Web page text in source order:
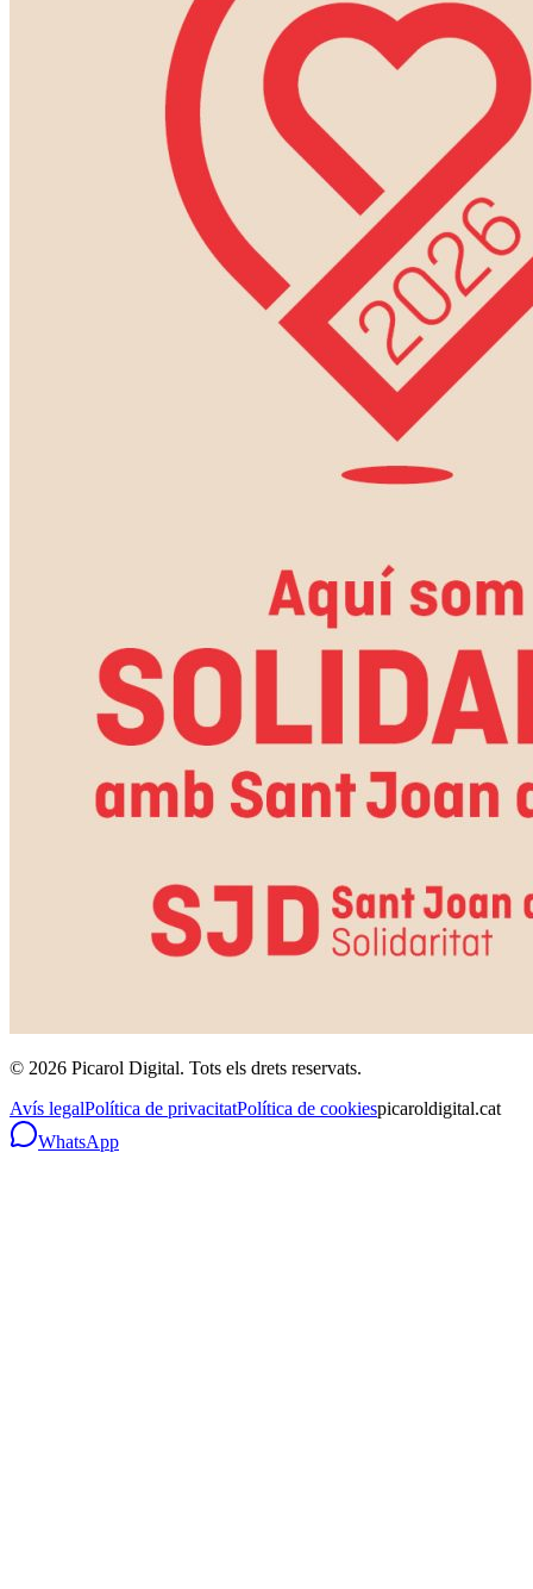
© 2026 Picarol Digital. Tots els drets reservats.
Avís legalPolítica de privacitatPolítica de cookiespicaroldigital.cat
WhatsApp